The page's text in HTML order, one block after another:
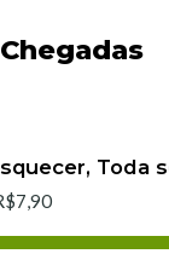
Toda